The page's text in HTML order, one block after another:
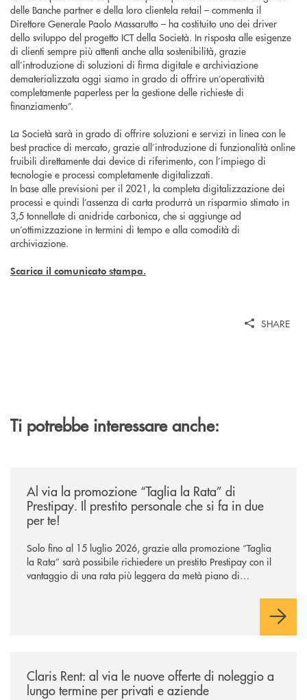
delle Banche partner e della loro clientela retail – commenta il
Direttore Generale Paolo Massarutto – ha costituito uno dei driver
dello sviluppo del progetto ICT della Società. In risposta alle esigenze
di clienti sempre più attenti anche alla sostenibilità, grazie
all’introduzione di soluzioni di firma digitale e archiviazione
dematerializzata oggi siamo in grado di offrire un’operatività
completamente paperless per la gestione delle richieste di
finanziamento”.
La Società sarà in grado di offrire soluzioni e servizi in linea con le
best practice di mercato, grazie all’introduzione di funzionalità online
fruibili direttamente dai device di riferimento, con l’impiego di
tecnologie e processi completamente digitalizzati.
In base alle previsioni per il 2021, la completa digitalizzazione dei
processi e quindi l’assenza di carta produrrà un risparmio stimato in
3,5 tonnellate di anidride carbonica, che si aggiunge ad
un’ottimizzazione in termini di tempo e alla comodità di
archiviazione.
Scarica il comunicato stampa.
SHARE
Ti potrebbe interessare anche:
Al via la promozione “Taglia la Rata” di
Prestipay. Il prestito personale che si fa in due
per te!
Solo fino al 15 luglio 2026, grazie alla promozione “Taglia
la Rata” sarà possibile richiedere un prestito Prestipay con il
vantaggio di una rata più leggera da metà piano di
Claris Rent: al via le nuove offerte di noleggio a
lungo termine per privati e aziende